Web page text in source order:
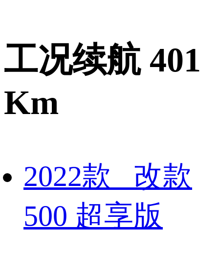
工况续航 401
Km
2022款 改款
500 超享版